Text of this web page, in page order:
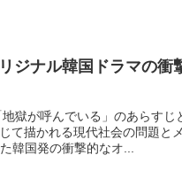
ジナル韓国ドラマの衝
獄が呼んでいる」のあらすじ
て描かれる現代社会の問題と
韓国発の衝撃的なオ...